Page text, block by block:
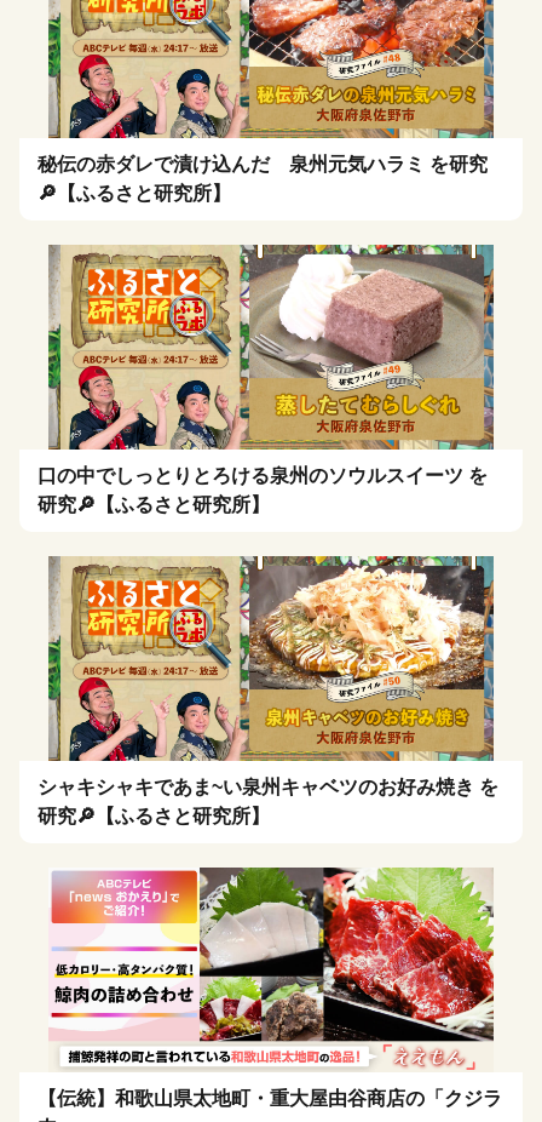
秘伝の赤ダレで漬け込んだ 泉州元気ハラミ を研究
🔎【ふるさと研究所】
口の中でしっとりとろける泉州のソウルスイーツ を
研究🔎【ふるさと研究所】
シャキシャキであま~い泉州キャベツのお好み焼き を
研究🔎【ふるさと研究所】
【伝統】和歌山県太地町・重大屋由谷商店の「クジラ